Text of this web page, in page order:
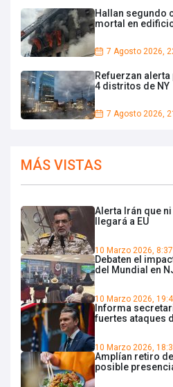
Hallan segundo
mortal en
7 Agosto 2026,
Refuerzan
4 distritos de NY
7 Agosto 2026,
MÁS VISTAS
Alerta Irán que
llegará a EU
10 Marzo 2026, 8:37
Debaten el
del Mundial en
10 Marzo 2026,
Informa
fuertes ataques
10 Marzo 2026,
Amplían retiro
posible